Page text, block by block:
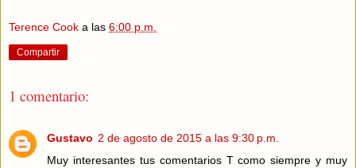
Terence Cook a las 6:00 p.m.
Compartir
1 comentario:
Gustavo 2 de agosto de 2015 a las 9:30 p.m.
Muy interesantes tus comentarios T como siempre y muy